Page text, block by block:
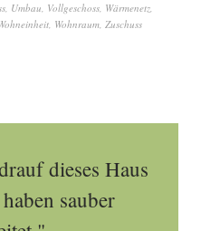
, Umbau, Vollgeschoss, Wärmenetz,
, Wohnraum, Zuschuss
dieses Haus
sauber